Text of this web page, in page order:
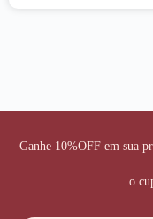
Ganhe 10%OFF em sua
o